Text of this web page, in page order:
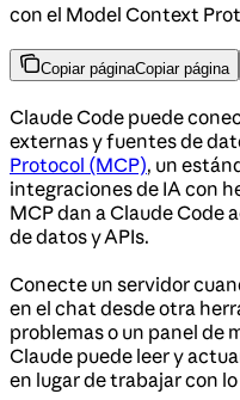
con el Model Context
Copiar páginaCopiar página
Claude Code puede
externas y fuentes de
Protocol (MCP), un
integraciones de IA con
MCP dan a Claude Code
de datos y APIs.
Conecte un servidor
en el chat desde otra
problemas o un panel de
Claude puede leer y
en lugar de trabajar con